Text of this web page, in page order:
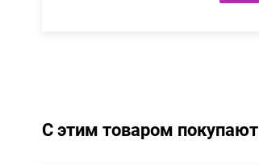
С этим товаром покупают